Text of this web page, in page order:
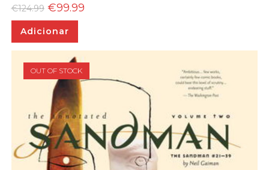
€124.99 O
preço
original
era:
€99.99O
Adicionar
OUT OF STOCK